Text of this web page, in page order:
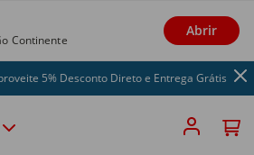
Continente
Abrir
5% Desconto Direto e Entrega Grátis